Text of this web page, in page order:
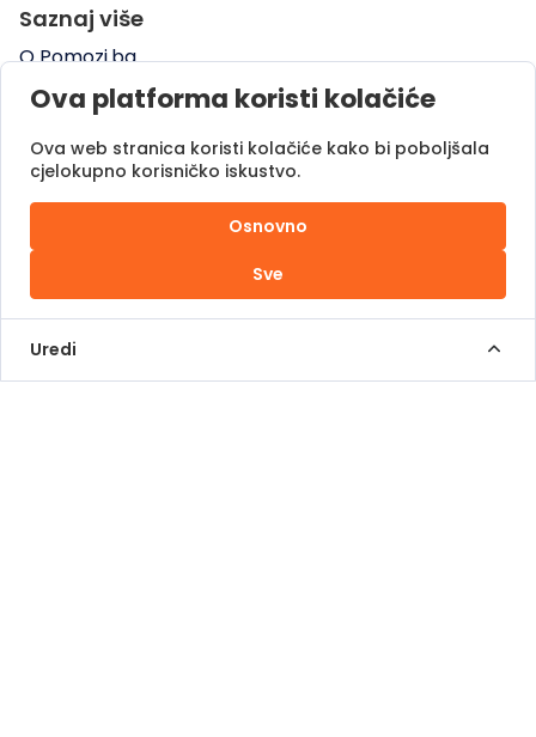
Saznaj više
O Pomozi.ba
Pogledaj kampanje
Pomozi.ba Novosti
Kontaktirajte nas
Kontakt Info
+387 62 839 000
info@pomoziba.org
Ova platforma koristi kolačiće
Ova web stranica koristi kolačiće kako bi poboljšala
cjelokupno korisničko iskustvo.
Osnovno
Sve
Uredi